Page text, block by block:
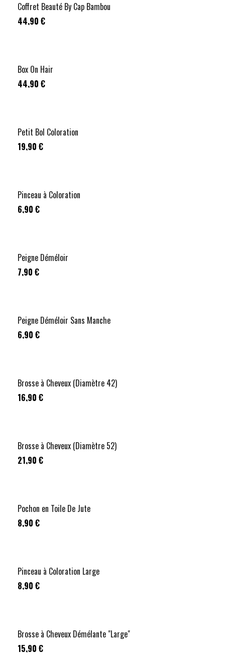
Coffret Beauté By Cap Bambou
44,90 €
Box On Hair
44,90 €
Petit Bol Coloration
19,90 €
Pinceau à Coloration
6,90 €
Peigne Déméloir
7,90 €
RUPTURE
Peigne Déméloir Sans Manche
6,90 €
Brosse à Cheveux (Diamètre 42)
16,90 €
Brosse à Cheveux (Diamètre 52)
21,90 €
Pochon en Toile De Jute
8,90 €
Pinceau à Coloration Large
8,90 €
Brosse à Cheveux Démélante "Large"
15,90 €